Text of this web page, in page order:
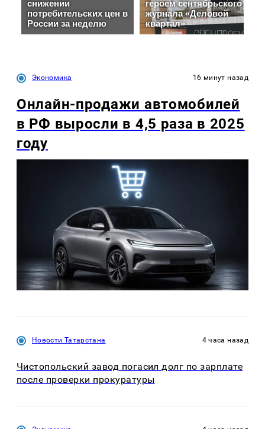
Экономика 16 минут назад
Онлайн-продажи автомобилей
в РФ выросли в 4,5 раза в 2025
году
Новости Татарстана 4 часа назад
Чистопольский завод погасил долг по зарплате
после проверки прокуратуры